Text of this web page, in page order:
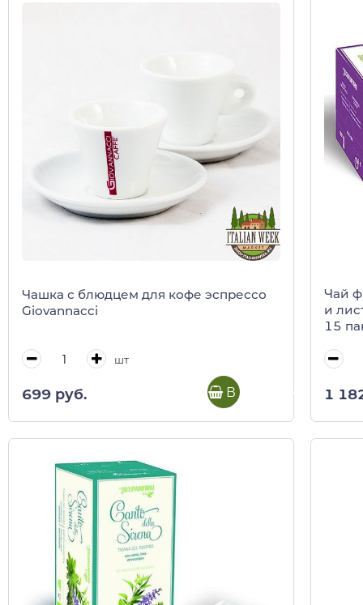
Чашка с блюдцем для кофе эспрессо
Giovannacci
шт
699 руб. В корзину
Чай
и
15
1